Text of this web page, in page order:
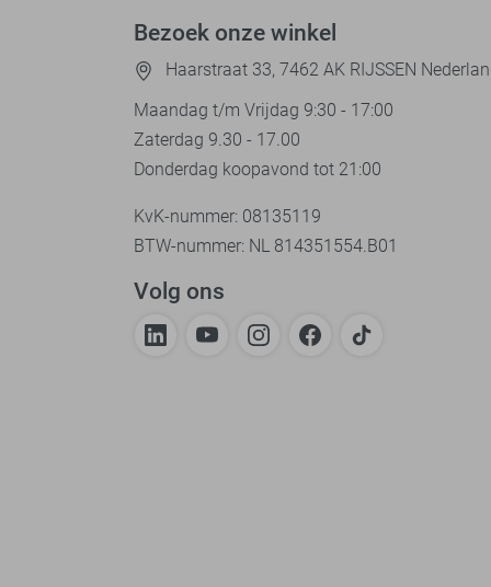
Bezoek onze winkel
Haarstraat 33, 7462 AK RIJSSEN
Maandag t/m Vrijdag 9:30 - 17:00
Zaterdag 9.30 - 17.00
Donderdag koopavond tot 21:00
KvK-nummer: 08135119
BTW-nummer: NL 814351554.B01
Volg ons